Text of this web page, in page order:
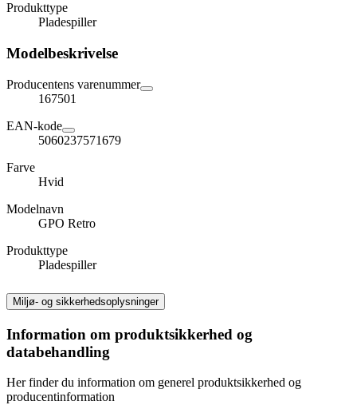
Produkttype
Pladespiller
Modelbeskrivelse
Producentens varenummer
167501
EAN-kode
5060237571679
Farve
Hvid
Modelnavn
GPO Retro
Produkttype
Pladespiller
Miljø- og sikkerhedsoplysninger
Information om produktsikkerhed og
databehandling
Her finder du information om generel produktsikkerhed og
producentinformation